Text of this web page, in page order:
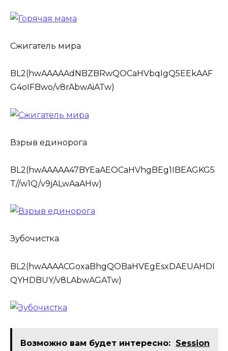
Сжигатель мира
BL2(hwAAAAAdNBZBRwQOCaHVbqIgQ5EEkAAF
G4oIFBwo/v8rAbwAiATw)
Взрыв единорога
BL2(hwAAAAA47BYEaAEOCaHVhgBEg1IBEAGKG5
T//w1Q/v9jALwAaAHw)
Зубочистка
BL2(hwAAAACGoxaBhgQOBaHVEgEsxDAEUAHDI
QYHDBUY/v8LAbwAGATw)
Возможно вам будет интересно: Session